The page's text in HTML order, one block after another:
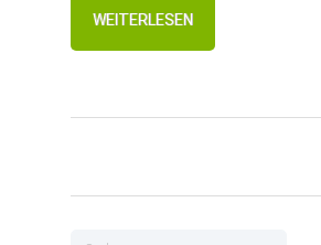
WEITERLESEN